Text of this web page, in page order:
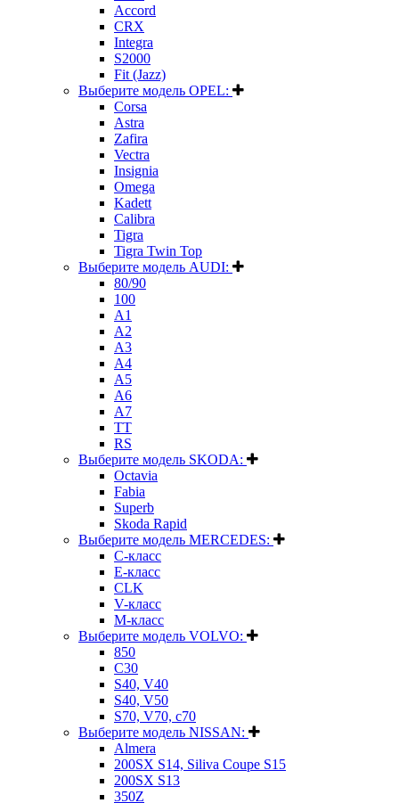
Accord
CRX
Integra
S2000
Fit (Jazz)
Выберите модель OPEL:
Corsa
Astra
Zafira
Vectra
Insignia
Omega
Kadett
Calibra
Tigra
Tigra Twin Top
Выберите модель AUDI:
80/90
100
A1
A2
A3
A4
A5
A6
A7
TT
RS
Выберите модель SKODA:
Octavia
Fabia
Superb
Skoda Rapid
Выберите модель MERCEDES:
C-класс
E-класс
CLK
V-класс
M-класс
Выберите модель VOLVO:
850
C30
S40, V40
S40, V50
S70, V70, c70
Выберите модель NISSAN:
Almera
200SX S14, Siliva Coupe S15
200SX S13
350Z